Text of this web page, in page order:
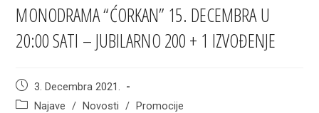
MONODRAMA “ĆORKAN” 15. DECEMBRA U
20:00 SATI – JUBILARNO 200 + 1 IZVOĐENJE
Post
published:
3. Decembra 2021.
PostNajave / Novosti / Promocije